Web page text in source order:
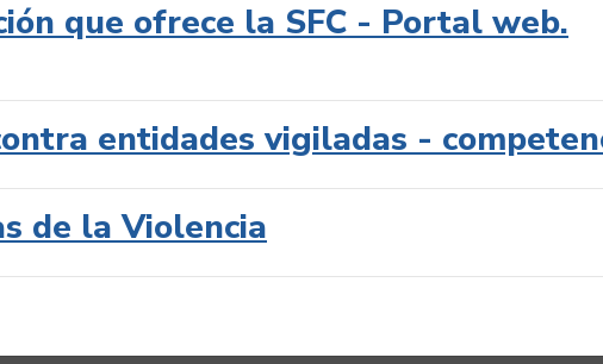
que ofrece la SFC - Portal web.
entidades vigiladas -
de la Violencia